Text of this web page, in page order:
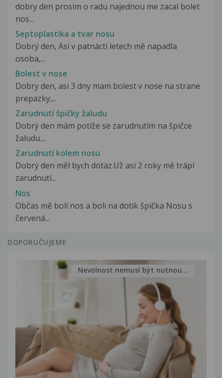
dobry den prosim o radu najednou me zacal bolet
nos...
Septoplastika a tvar nosu
Dobrý den, Asi v patnácti letech mě napadla
osoba,...
Bolest v nose
Dobry den, asi 3 dny mam bolest v nose na strane
prepazky,...
Zarudnutí špičky žaludu
Dobrý den mám potíže se zarudnutím na špičce
žaludu....
Zarudnutí kolem nosu
Dobrý den měl bych dotaz.Už asi 2 roky mě trápí
zarudnutí...
Nos
Občas mě bolí nos a boli na dotik špička Nosu s
červená...
DOPORUČUJEME
Nevolnost nemusí být nutnou...